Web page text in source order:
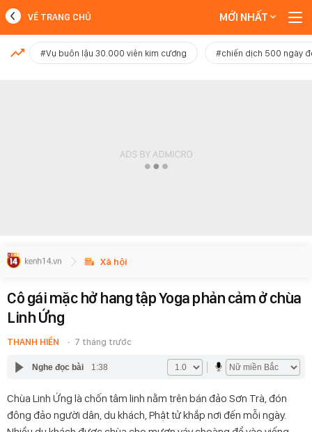
MỚI NHẤT
VỀ TRANG CHỦ MỚI NHẤT
#Vụ buôn lậu 30.000 viên kim cương #chiến dịch 500 ngày
Xã hội
Cô gái mặc hở hang tập Yoga phản cảm ở chùa
Linh Ứng
THANH HIỀN 7 tháng trước
Nghe đọc bài 1:38
Chùa Linh Ứng là chốn tâm linh nằm trên bán đảo Sơn Trà, đón
đông đảo người dân, du khách, Phật tử khắp nơi đến mỗi ngày.